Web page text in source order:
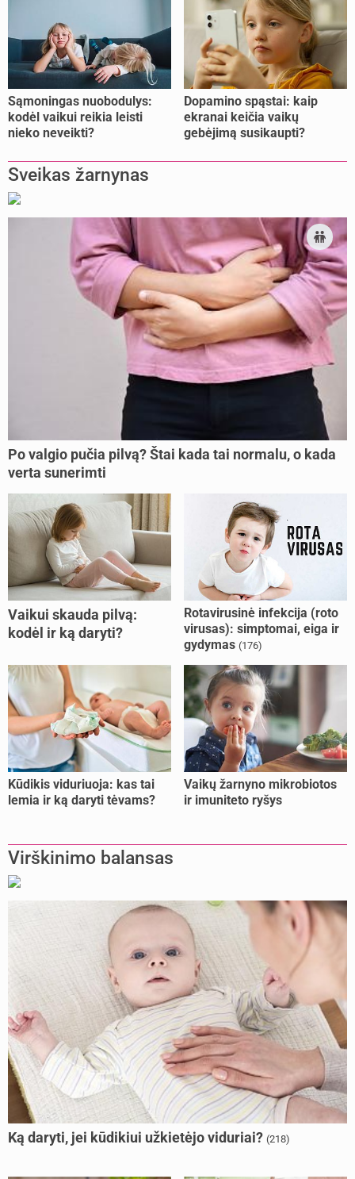
Sąmoningas nuobodulys:
kodėl vaikui reikia leisti
nieko neveikti?
Dopamino spąstai: kaip
ekranai keičia vaikų
gebėjimą susikaupti?
Sveikas žarnynas
Po valgio pučia pilvą? Štai kada tai normalu, o kada
verta sunerimti
Vaikui skauda pilvą:
kodėl ir ką daryti?
Rotavirusinė infekcija (roto
virusas): simptomai, eiga ir
gydymas (176)
Kūdikis viduriuoja: kas tai
lemia ir ką daryti tėvams?
Vaikų žarnyno mikrobiotos
ir imuniteto ryšys
Virškinimo balansas
Ką daryti, jei kūdikiui užkietėjo viduriai? (218)